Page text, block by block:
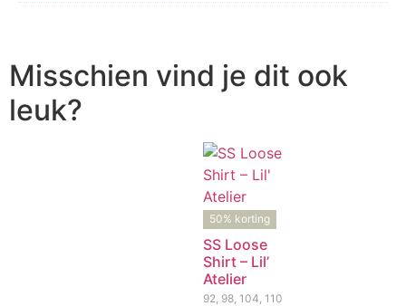
Misschien vind je dit ook
leuk?
50% korting
SS Loose
Shirt – Lil’
Atelier
92, 98, 104, 110